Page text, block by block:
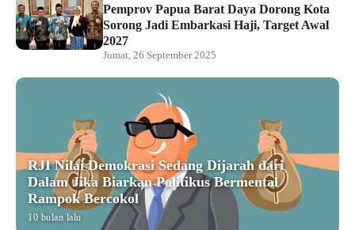
Pemprov Papua Barat Daya Dorong Kota
Sorong Jadi Embarkasi Haji, Target Awal
2027
Jumat, 26 September 2025
RJI Nilai Demokrasi Sedang Dijarah dari
Dalam Jika Biarkan Politikus Bermental
Rampok Bercokol
10 bulan lalu